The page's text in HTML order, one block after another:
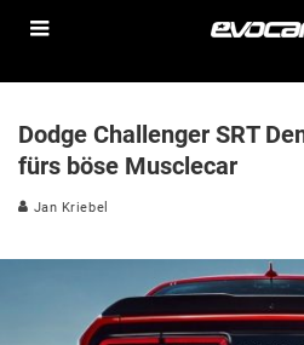
Dodge Challenger SRT
fürs böse Musclecar
Jan Kriebel